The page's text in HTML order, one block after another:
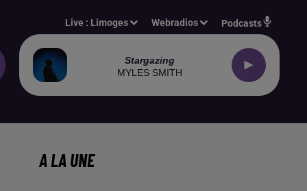
Live : Limoges Webradios Podcasts
Stargazing
MYLES SMITH
A LA UNE